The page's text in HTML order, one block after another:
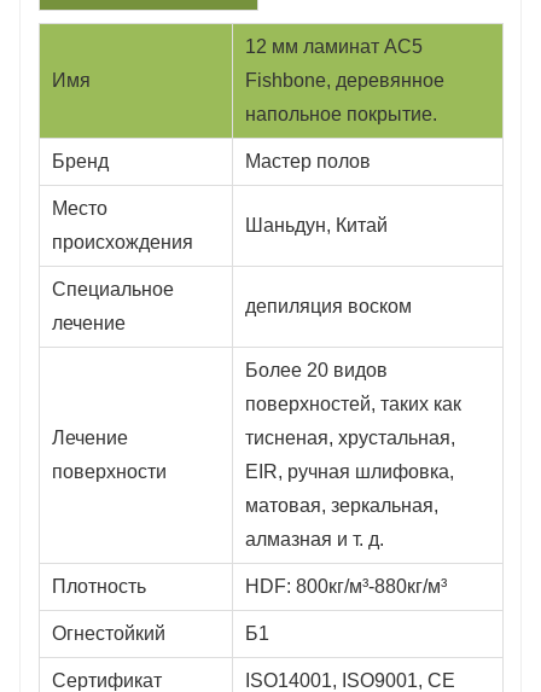
Имя
12 мм ламинат AC5
Fishbone, деревянное
напольное покрытие.
Бренд Мастер полов
Место
происхождения
Шаньдун, Китай
Специальное
лечение
депиляция воском
Лечение
поверхности
Более 20 видов
поверхностей, таких как
тисненая, хрустальная,
EIR, ручная шлифовка,
матовая, зеркальная,
алмазная и т. д.
Плотность HDF: 800кг/м³-880кг/м³
Огнестойкий Б1
Сертификат ISO14001, ISO9001, CE